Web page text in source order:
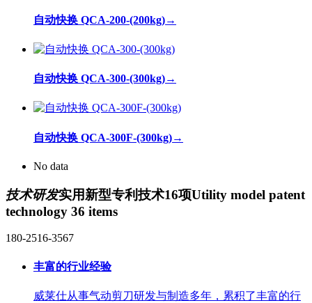
自动快换 QCA-200-(200kg)→
自动快换 QCA-300-(300kg)→
自动快换 QCA-300F-(300kg)→
No data
技术研发实用新型专利技术16项Utility model patent
technology 36 items
180-2516-3567
丰富的行业经验
威莱仕从事气动剪刀研发与制造多年，累积了丰富的行